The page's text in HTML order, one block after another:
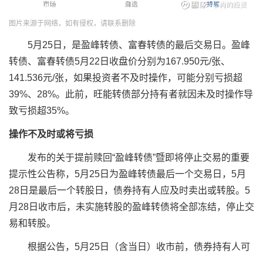
图片来源于网络，如有侵权，请联系删除
5月25日，是盈峰转债、富春转债的最后交易日。盈峰
转债、富春转债5月22日收盘价分别为167.950元/张、
141.536元/张，如果投资者不及时操作，可能分别亏损超
39%、28%。此前，旺能转债部分持有者就因未及时操作导
致亏损超35%。
操作不及时或将亏损
发布的关于提前赎回“盈峰转债”暨即将停止交易的重要
提示性公告称，5月25日为盈峰转债最后一个交易日，5月
28日是最后一个转股日，债券持有人应及时卖出或转股。5
月28日收市后，未实施转股的盈峰转债将全部冻结，停止交
易和转股。
根据公告，5月25日（含当日）收市前，债券持有人可